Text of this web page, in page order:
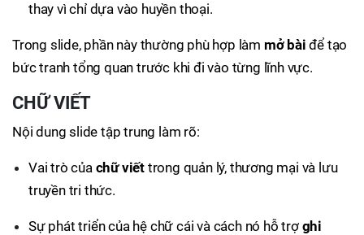
thay vì chỉ dựa vào huyền thoại.
Trong slide, phần này thường phù hợp làm mở bài để tạo
bức tranh tổng quan trước khi đi vào từng lĩnh vực.
CHỮ VIẾT
Nội dung slide tập trung làm rõ:
Vai trò của chữ viết trong quản lý, thương mại và lưu
truyền tri thức.
Sự phát triển của hệ chữ cái và cách nó hỗ trợ ghi